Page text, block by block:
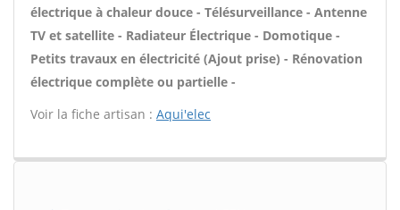
électrique à chaleur douce - Télésurveillance - Antenne
TV et satellite - Radiateur Électrique - Domotique -
Petits travaux en électricité (Ajout prise) - Rénovation
électrique complète ou partielle -
Voir la fiche artisan : Aqui'elec